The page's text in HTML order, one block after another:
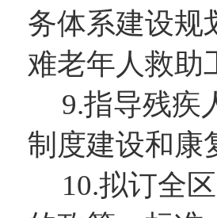
务体系建设规
难老年人救助
9.指导残疾
制度建设和康
10.拟订全